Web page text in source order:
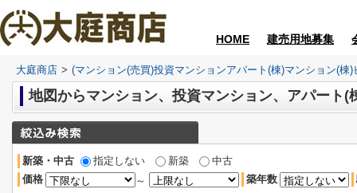
HOME 建売用地募集
大庭商店 > (マンション(売買)投資マンションアパート(棟)マンション(棟)
新築・中古 指定しない 新築
中古
価格
～ 築年数